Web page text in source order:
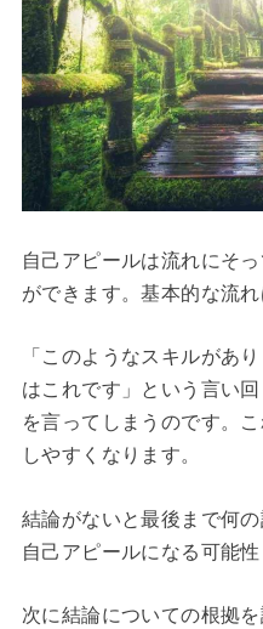
自己アピールは流れにそ
ができます。基本的な流
「このようなスキルがあ
はこれです」という言い
を言ってしまうのです。
しやすくなります。
結論がないと最後まで何
自己アピールになる可能性
次に結論についての根拠